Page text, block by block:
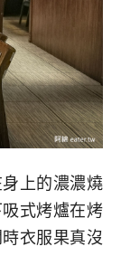
上的濃濃燒
吸式烤爐在烤
衣服果真沒